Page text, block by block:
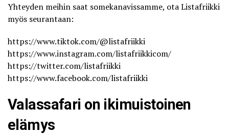
Yhteyden meihin saat somekanavissamme, otaListafriikki
myös seurantaan:
https://www.tiktok.com/@listafriikki
https://www.instagram.com/listafriikkicom/
https://twitter.com/listafriikki
https://www.facebook.com/listafriikki
Valassafari on ikimuistoinen
elämys